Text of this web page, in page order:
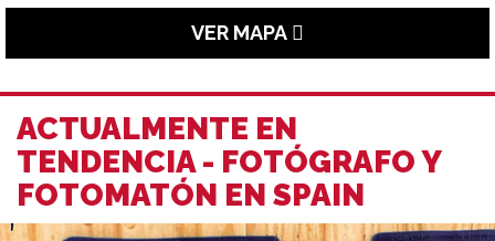
VER MAPA
ACTUALMENTE EN
TENDENCIA - FOTÓGRAFO Y
FOTOMATÓN EN SPAIN